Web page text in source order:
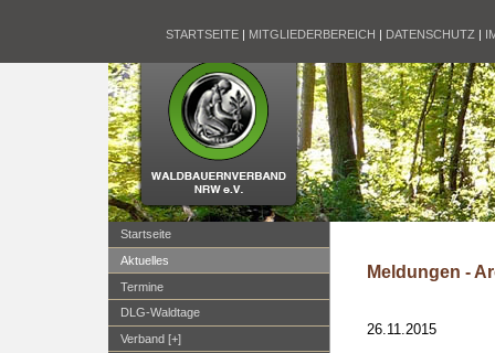
STARTSEITE | MITGLIEDERBEREICH | DATENSCHUTZ |
Startseite
Aktuelles
Termine
DLG-Waldtage
Verband [+]
Meldungen -
26.11.2015